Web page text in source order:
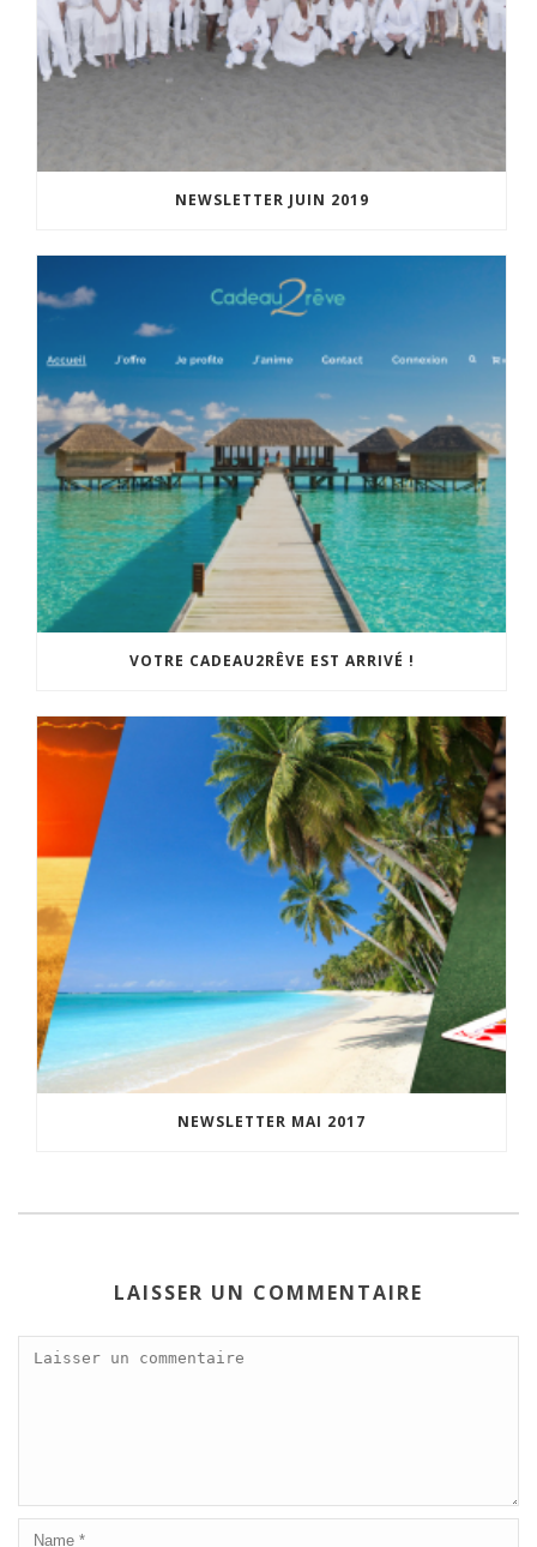
NEWSLETTER JUIN 2019
VOTRE CADEAU2RÊVE EST ARRIVÉ !
NEWSLETTER MAI 2017
LAISSER UN COMMENTAIRE